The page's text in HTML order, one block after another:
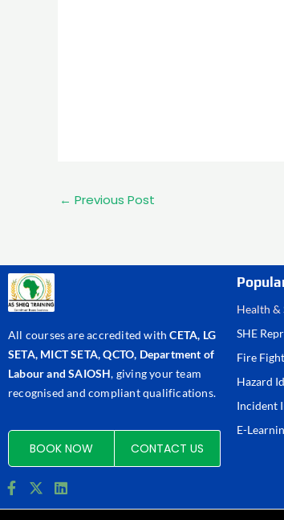
← Previous Post
All courses are accredited withCETA, LG
SETA, MICT SETA, QCTO, Department of
Labour and SAIOSH, giving your team
recognised and compliant qualifications.
BOOK NOW CONTACT US
F
a
c
X
-
t
L
i
n
Health &
SHE
Fire
Hazard
Incident
E-